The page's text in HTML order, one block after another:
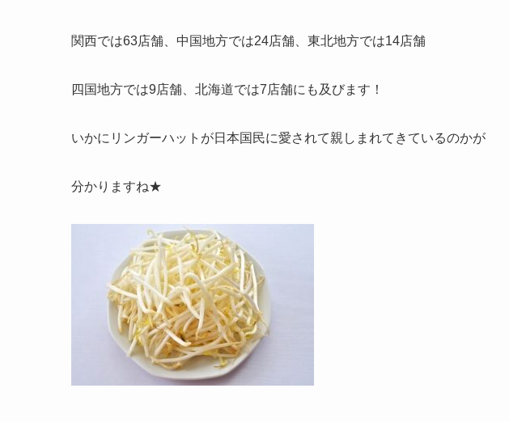
関西では63店舗、中国地方では24店舗、東北地方では14店舗
四国地方では9店舗、北海道では7店舗にも及びます！
いかにリンガーハットが日本国民に愛されて親しまれてきているのかが
分かりますね★